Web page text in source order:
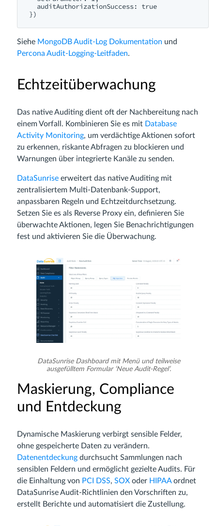
  auditAuthorizationSuccess: true
Siehe MongoDB Audit-Log Dokumentation und
Percona Audit-Logging-Leitfaden.
Echtzeitüberwachung
Das native Auditing dient oft der Nachbereitung nach
einem Vorfall. Kombinieren Sie es mit Database
Activity Monitoring, um verdächtige Aktionen sofort
zu erkennen, riskante Abfragen zu blockieren und
Warnungen über integrierte Kanäle zu senden.
DataSunrise erweitert das native Auditing mit
zentralisiertem Multi-Datenbank-Support,
anpassbaren Regeln und Echtzeitdurchsetzung.
Setzen Sie es als Reverse Proxy ein, definieren Sie
überwachte Aktionen, legen Sie Benachrichtigungen
fest und aktivieren Sie die Überwachung.
DataSunrise Dashboard mit Menü und teilweise
ausgefülltem Formular ‘Neue Audit-Regel’.
Maskierung, Compliance
und Entdeckung
Dynamische Maskierung verbirgt sensible Felder,
ohne gespeicherte Daten zu verändern.
Datenentdeckung durchsucht Sammlungen nach
sensiblen Feldern und ermöglicht gezielte Audits. Für
die Einhaltung von PCI DSS, SOX oder HIPAAordnet
DataSunrise Audit-Richtlinien den Vorschriften zu,
erstellt Berichte und automatisiert die Zustellung.